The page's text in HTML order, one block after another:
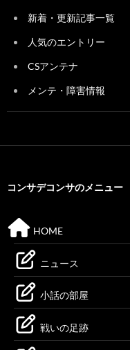
新着・更新記事一覧
人気のエントリー
CSアンテナ
メンテ・障害情報
コンサデコンサのメニュー
HOME
ニュース
小話の部屋
戦いの足跡